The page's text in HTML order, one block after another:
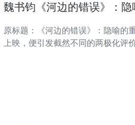
魏书钧《河边的错误》：隐
原标题：《河边的错误》：隐喻的
上映，便引发截然不同的两极化评